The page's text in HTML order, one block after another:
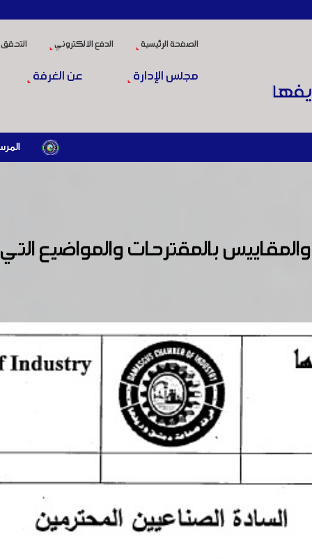
الصفحة الرئيسية الدفع الالكتروني
مجلس الإدارة عن الغرفة
المرسوم الرئاسي رقم /69/ لعام 2026 .. دعم ضريبي للمنشآت المتضررة في إطار مسار التعافي الاقتصادي وإعادة
بالمقترحات والمواضيع